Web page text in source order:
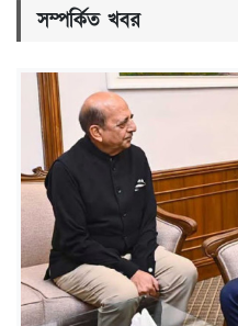
সম্পর্কিত খবর